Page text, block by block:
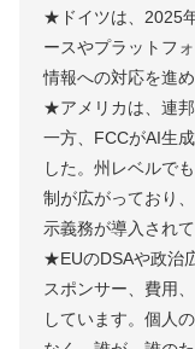
★ドイツは、2025
ースやプラットフ
情報への対応を進め
★アメリカは、連
一方、FCCがAI生
した。州レベルで
制が広がっており
示義務が導入されて
★EUのDSAや政治
スポンサー、費用
しています。個人